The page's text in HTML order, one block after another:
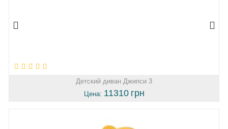
Детский диван Джипси 3
Цена: 11310 грн